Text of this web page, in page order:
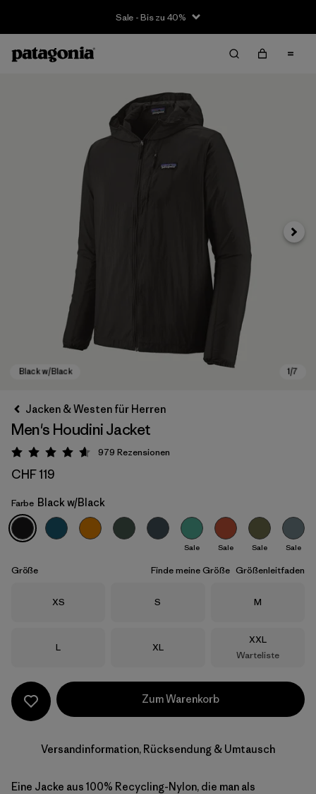
Sale - Bis zu 40%
Black w/Black
Jacken & Westen für Herren
Men's Houdini Jacket
Bewertung: 4.6 / 5
979 Rezensionen
CHF 119
Farbe Black w/Black
Sale Sale Sale Sale
Größe Finde meine Größe Größenleitfaden
Größe
XS Größe
S Größe
M
Größe
L Größe
XL
Größe
XXL
Warteliste
Zum Warenkorb
Versandinformation, Rücksendung & Umtausch
Eine Jacke aus 100% Recycling-Nylon, die man als